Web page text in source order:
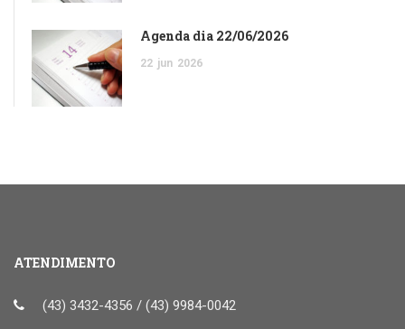
Agenda dia 22/06/2026
22 jun 2026
ATENDIMENTO
(43) 3432-4356 / (43) 9984-0042